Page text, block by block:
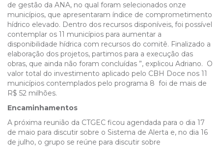
de gestão da ANA, no qual foram selecionados onze
municípios, que apresentaram índice de comprometimento
hídrico elevado. Dentro dos recursos disponíveis, foi possível
contemplar os 11 municípios para aumentar a
disponibilidade hídrica com recursos do comitê. Finalizado a
elaboração dos projetos, partimos para a execução das
obras, que ainda não foram concluídas ”, explicou Adriano. O
valor total do investimento aplicado pelo CBH Doce nos 11
municípios contemplados pelo programa 8 foi de mais de
R$ 52 milhões.
Encaminhamentos
A próxima reunião da CTGEC ficou agendada para o dia 17
de maio para discutir sobre o Sistema de Alerta e, no dia 16
de julho, o grupo se reúne para discutir sobre